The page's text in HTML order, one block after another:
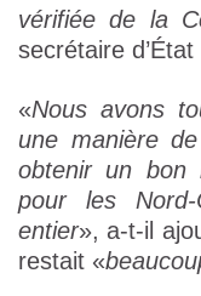
vérifiée de la
secrétaire
«Nous avons
une manière
obtenir un bon
pour les
entier», a-t-il
restait «